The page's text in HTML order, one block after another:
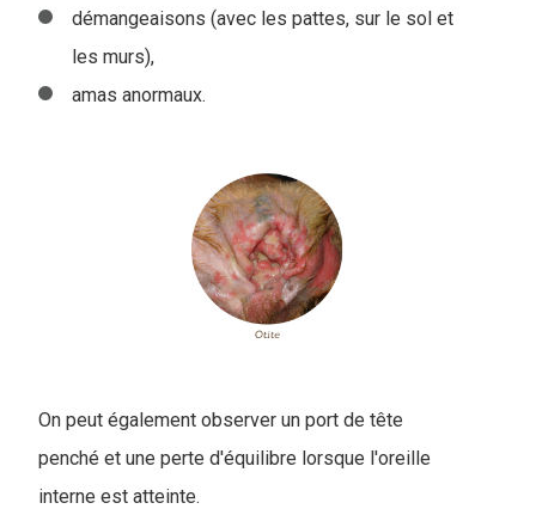
démangeaisons (avec les pattes, sur le sol et
les murs),
amas anormaux.
On peut également observer un port de tête
penché et une perte d'équilibre lorsque l'oreille
interne est atteinte.